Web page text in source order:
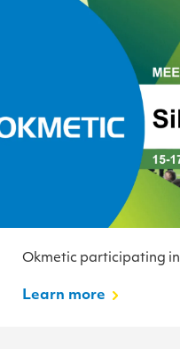
Okmetic participating
Learn more